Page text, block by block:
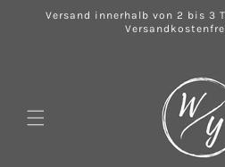
zumVersand innerhalb von 2 bis 3